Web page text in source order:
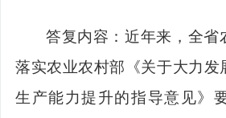
答复内容：近年来，全省
落实农业农村部《关于大力发
生产能力提升的指导意见》